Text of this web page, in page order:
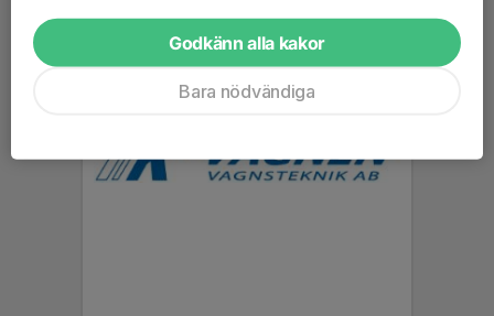
Godkänn alla kakor
Bara nödvändiga